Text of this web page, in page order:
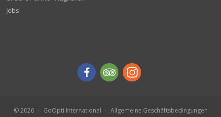
Jobs
© 2026 GoOpti International
Allgemeine Geschäftsbedingungen